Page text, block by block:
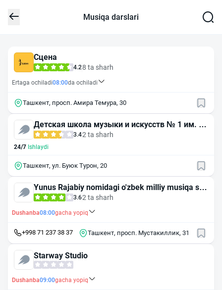
Musiqa darslari
Сцена
4.28 ta sharh
Ertaga ochiladi08:00da ochiladi
Ташкент, просп. Амира Темура, 30
Детская школа музыки и искусств № 1 им. т.
садыкова 3.42 ta sharh
24/7 Ishlaydi
Ташкент, ул. Буюк Турон, 20
Yunus Rajabiy nomidagi o'zbek milliy musiqa san
a'ti instituti 3.62 ta sharh
Dushanba08:00gacha yopiq
+998 71 237 38 37 Ташкент, просп. Мустакиллик, 31
Starway Studio
Dushanba09:00gacha yopiq